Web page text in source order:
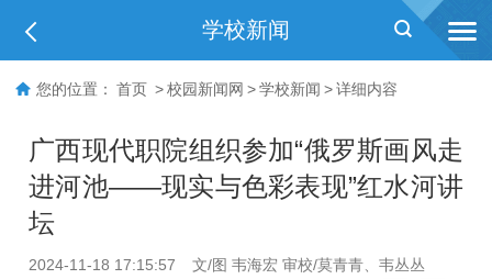
学校新闻
您的位置： 首页 > 校园新闻网 > 学校新闻 > 详细内容
广西现代职院组织参加“俄罗斯画风走
进河池——现实与色彩表现”红水河讲
坛
2024-11-18 17:15:57 文/图 韦海宏 审校/莫青青、韦丛丛